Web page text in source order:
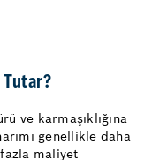
Tutar?
ve karmaşıklığına
genellikle daha
maliyet